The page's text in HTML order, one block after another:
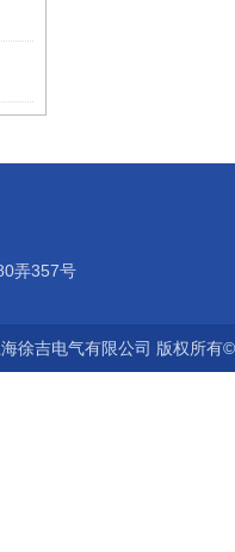
弄357号
海徐吉电气有限公司 版权所